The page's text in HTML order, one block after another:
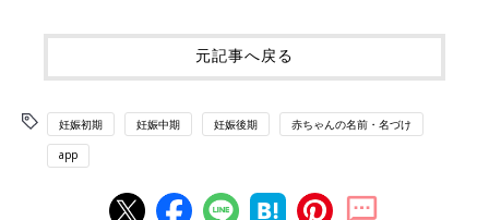
元記事へ戻る
妊娠初期 妊娠中期 妊娠後期 赤ちゃんの名前・名づけ
app